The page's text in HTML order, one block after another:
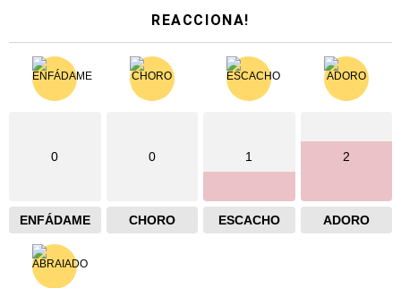
REACCIONA!
0
ENFÁDAME
0
CHORO
1
ESCACHO
2
ADORO